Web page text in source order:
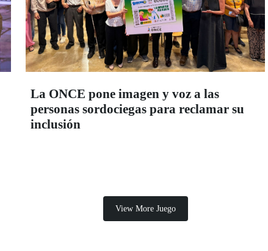
La ONCE pone imagen y voz a las
personas sordociegas para reclamar su
inclusión
View More Juego